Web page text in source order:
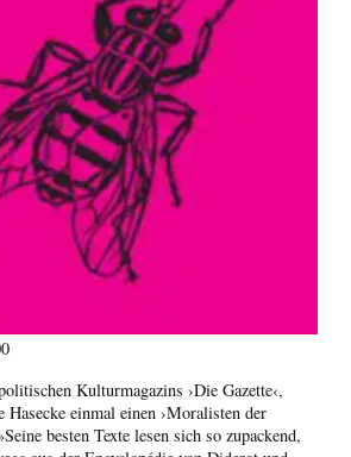
Kulturmagazins ›Die Gazette‹,
einmal einen ›Moralisten der
besten Texte lesen sich so zupackend,